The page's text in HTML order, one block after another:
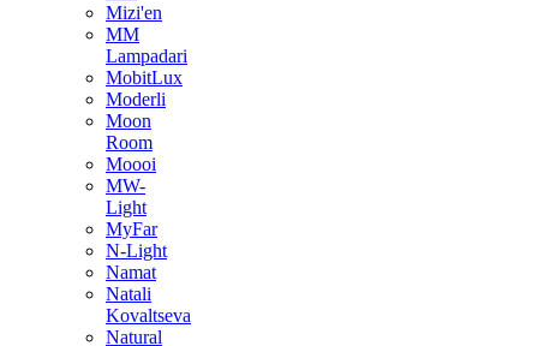
Mizi'en
MM
Lampadari
MobitLux
Moderli
Moon
Room
Moooi
MW-
Light
MyFar
N-Light
Namat
Natali
Kovaltseva
Natural